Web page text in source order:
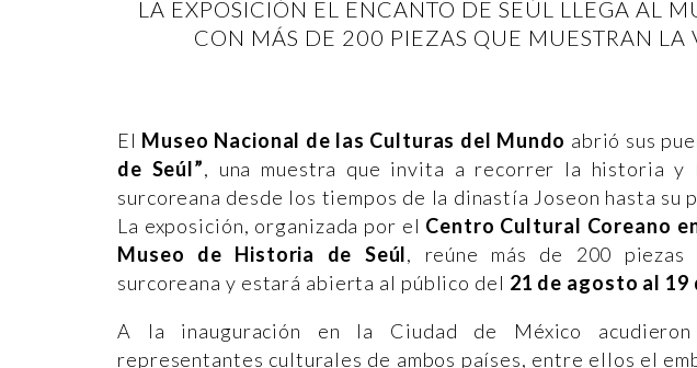
LA EXPOSICIÓN EL ENCANTO DE SEÚL LLEGA AL
CON MÁS DE 200 PIEZAS QUE MUESTRAN LA
El Museo Nacional de las Culturas del Mundo abrió sus
de Seúl”, una muestra que invita a recorrer la historia
surcoreana desde los tiempos de la dinastía Joseon hasta
La exposición, organizada por el Centro Cultural Coreano
Museo de Historia de Seúl, reúne más de 200 piezas
surcoreana y estará abierta al público del 21 de agosto al 19
A la inauguración en la Ciudad de México acudieron
representantes culturales de ambos países, entre ellos el